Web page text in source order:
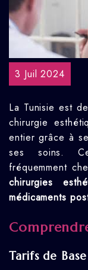
3 Juil 2024
La Tunisie est
chirurgie
entier grâce à
ses soins.
fréquemment
chirurgies
médicaments
Tarifs de Base